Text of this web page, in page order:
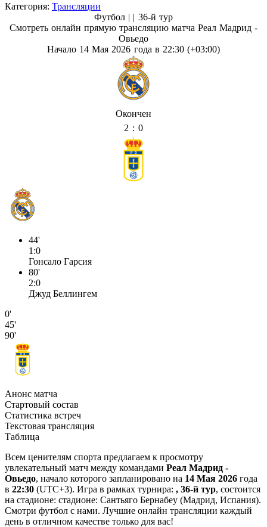
Категория: Трансляции
Футбол | | 36-й тур
Смотреть онлайн прямую трансляцию матча Реал Мадрид -
Овьедо
Начало 14 Мая 2026 года в 22:30 (+03:00)
Окончен
2 : 0
44'
1:0
Гонсало Гарсия
80'
2:0
Джуд Беллингем
0'
45'
90'
Анонс матча
Стартовый состав
Статистика встреч
Текстовая трансляция
Таблица
Всем ценителям спорта предлагаем к просмотру
увлекательный матч между командами Реал Мадрид -
Овьедо, начало которого запланировано на 14 Мая 2026 года
в 22:30 (UTC+3). Игра в рамках турнира: , 36-й тур, состоится
на стадионе: стадионе: Сантьяго Бернабеу (Мадрид, Испания).
Смотри футбол с нами. Лучшие онлайн трансляции каждый
день в отличном качестве только для вас!